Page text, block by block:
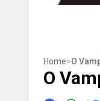
Home>O
O